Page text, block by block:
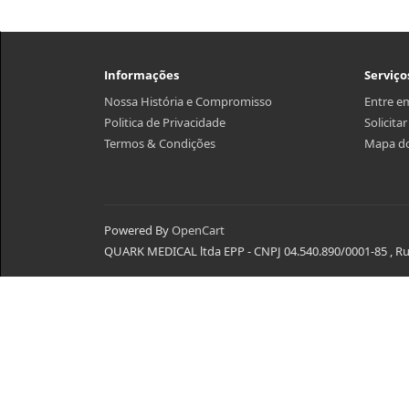
Informações
Nossa História e Compromisso
Politica de Privacidade
Termos & Condições
Entre
Mapa
Powered ByOpenCart
QUARK MEDICAL ltda EPP - CNPJ 04.540.890/0001-85 ,